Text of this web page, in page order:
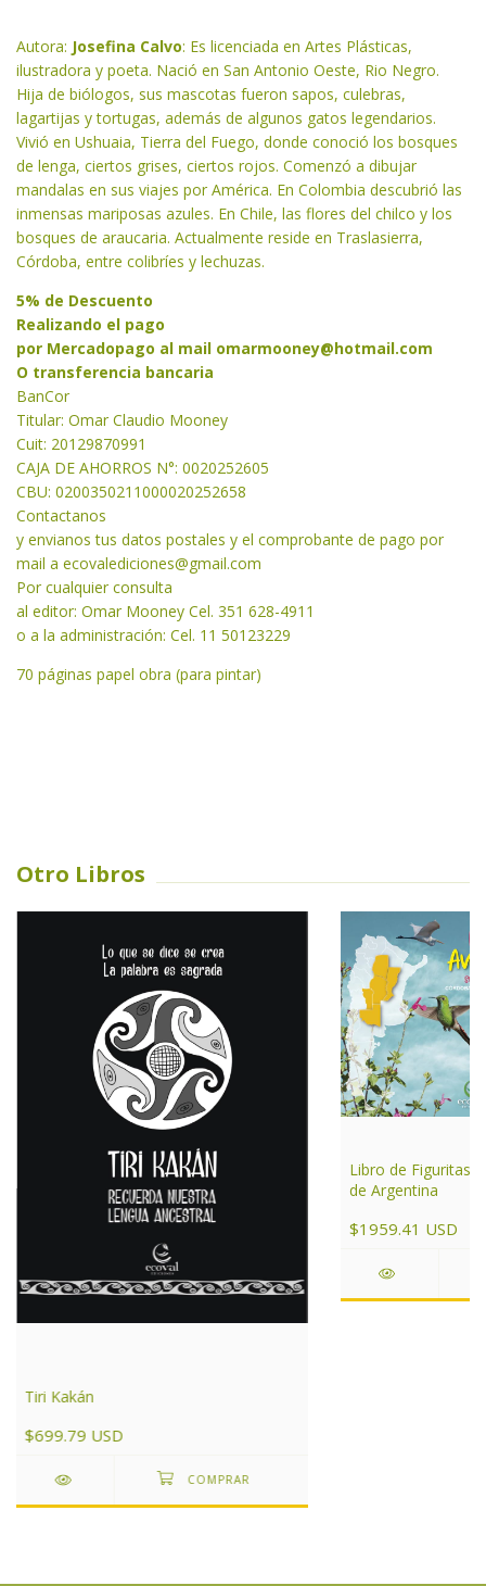
Autora: Josefina Calvo: Es licenciada en Artes Plásticas,
ilustradora y poeta. Nació en San Antonio Oeste, Rio Negro.
Hija de biólogos, sus mascotas fueron sapos, culebras,
lagartijas y tortugas, además de algunos gatos legendarios.
Vivió en Ushuaia, Tierra del Fuego, donde conoció los bosques
de lenga, ciertos grises, ciertos rojos. Comenzó a dibujar
mandalas en sus viajes por América. En Colombia descubrió las
inmensas mariposas azules. En Chile, las flores del chilco y los
bosques de araucaria. Actualmente reside en Traslasierra,
Córdoba, entre colibríes y lechuzas.
5% de Descuento
Realizando el pago
por Mercadopago al mail omarmooney@hotmail.com
O transferencia bancaria
BanCor
Titular: Omar Claudio Mooney
Cuit: 20129870991
CAJA DE AHORROS N°: 0020252605
CBU: 0200350211000020252658
Contactanos
y envianos tus datos postales y el comprobante de pago por
mail a ecovalediciones@gmail.com
Por cualquier consulta
al editor: Omar Mooney Cel. 351 628-4911
o a la administración: Cel. 11 50123229
70 páginas papel obra (para pintar)
Otro Libros
Tiri Kakán
$699.79 USD
Libro de Figuritas
de Argentina
$1959.41 USD